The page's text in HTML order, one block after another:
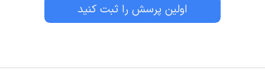
اولین پرسش را ثبت کنید